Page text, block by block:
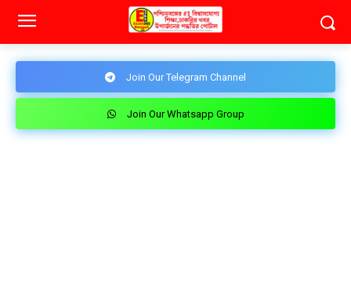
Join Our Telegram Channel
Join Our Whatsapp Group